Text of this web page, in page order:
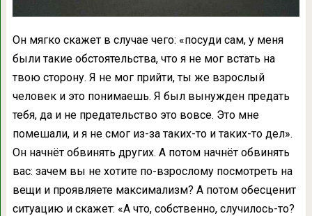
Он мягко скажет в случае чего: «посуди сам, у меня
были такие обстоятельства, что я не мог встать на
твою сторону. Я не мог прийти, ты же взрослый
человек и это понимаешь. Я был вынужден предать
тебя, да и не предательство это вовсе. Это мне
помешали, и я не смог из-за таких-то и таких-то дел».
Он начнёт обвинять других. А потом начнёт обвинять
вас: зачем вы не хотите по-взрослому посмотреть на
вещи и проявляете максимализм? А потом обесценит
ситуацию и скажет: «А что, собственно, случилось-то?